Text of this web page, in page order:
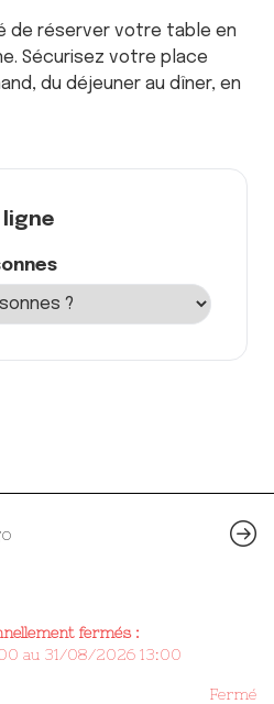
de réserver votre table en
Sécurisez votre place
du déjeuner au dîner, en
ligne
fermés :
au 31/08/2026 13:00
Fermé